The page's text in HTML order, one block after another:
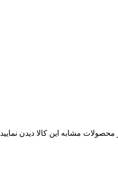
مشابه این کالا دیدن نمایید